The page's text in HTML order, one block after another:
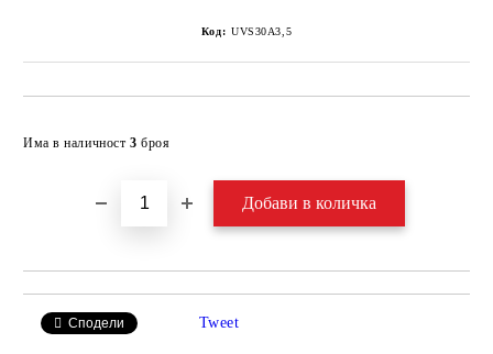
Код: UVS30A3,5
Има в наличност 3 броя
Сподели Tweet